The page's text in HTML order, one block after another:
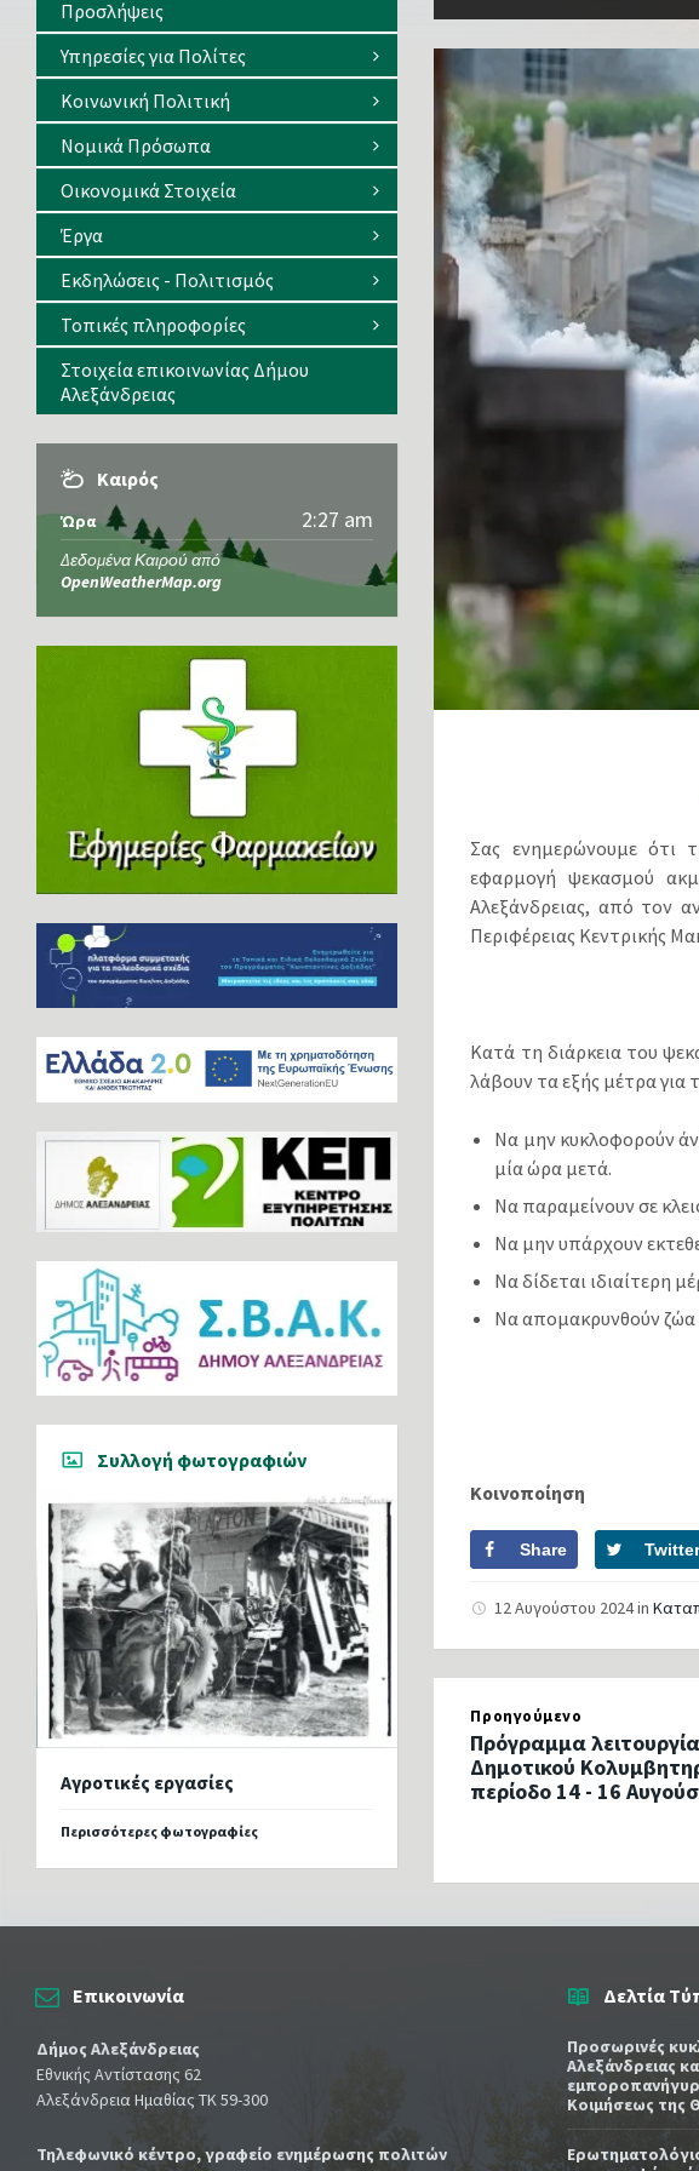
Σας ενημερώνουμε ότι
εφαρμογή ψεκασμού
Αλεξάνδρειας, από τον
Περιφέρειας Κεντρικής
Κατά τη διάρκεια του
λάβουν τα εξής μέτρα για
Να μην κυκλοφορούν
μία ώρα μετά.
Να παραμείνουν σε
Να μην υπάρχουν
Να δίδεται ιδιαίτερη
Να απομακρυνθούν ζώα
Κοινοποίηση
Share Twitter
12 Αυγούστου 2024in
Προηγούμενο
Πρόγραμμα
Δημοτικού
περίοδο 14 - 16
Προσλήψεις
Υπηρεσίες για Πολίτες
Κοινωνική Πολιτική
Νομικά Πρόσωπα
Οικονομικά Στοιχεία
Έργα
Εκδηλώσεις - Πολιτισμός
Τοπικές πληροφορίες
Στοιχεία επικοινωνίας Δήμου
Αλεξάνδρειας
Καιρός
Ώρα 2:27 am
Δεδομένα Καιρού από
OpenWeatherMap.org
Συλλογή φωτογραφιών
Αγροτικές εργασίες
Περισσότερες φωτογραφίες
Επικοινωνία
Δήμος Αλεξάνδρειας
Εθνικής Αντίστασης 62
Αλεξάνδρεια Ημαθίας ΤΚ 59-300
Τηλεφωνικό κέντρο, γραφείο ενημέρωσης πολιτών
Δελτία
Προσωρινές
Αλεξάνδρειας
Κοιμήσεως της